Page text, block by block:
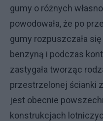
gumy o różnych
powodowała, że po
gumy rozpuszczała
benzyną i podczas
zastygała tworząc
przestrzelonej ścianki
jest obecnie
konstrukcjach